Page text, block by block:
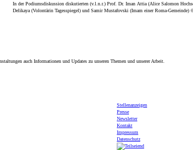
In der Podiumsdiskussion diskutierten (v.l.n.r.) Prof. Dr. Iman Attia (Alice Salomon
Delikaya (Volontärin Tagesspiegel) und Samir Mustafovski (Imam einer Roma-
auch Informationen und Updates zu unseren Themen und unserer Arbeit.
Stellenanzeigen
Presse
Newsletter
Kontakt
Impressum
Datenschutz